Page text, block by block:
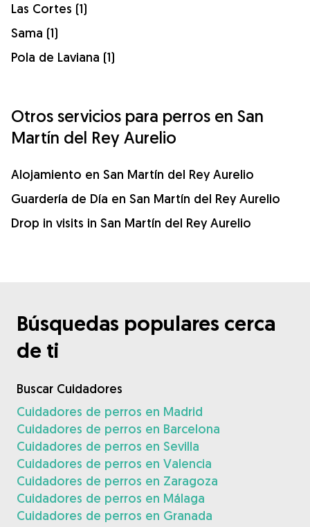
Las Cortes (1)
Sama (1)
Pola de Laviana (1)
Otros servicios para perros en San
Martín del Rey Aurelio
Alojamiento en San Martín del Rey Aurelio
Guardería de Día en San Martín del Rey Aurelio
Drop in visits in San Martín del Rey Aurelio
Búsquedas populares cerca
de ti
Buscar Cuidadores
Cuidadores de perros en Madrid
Cuidadores de perros en Barcelona
Cuidadores de perros en Sevilla
Cuidadores de perros en Valencia
Cuidadores de perros en Zaragoza
Cuidadores de perros en Málaga
Cuidadores de perros en Granada